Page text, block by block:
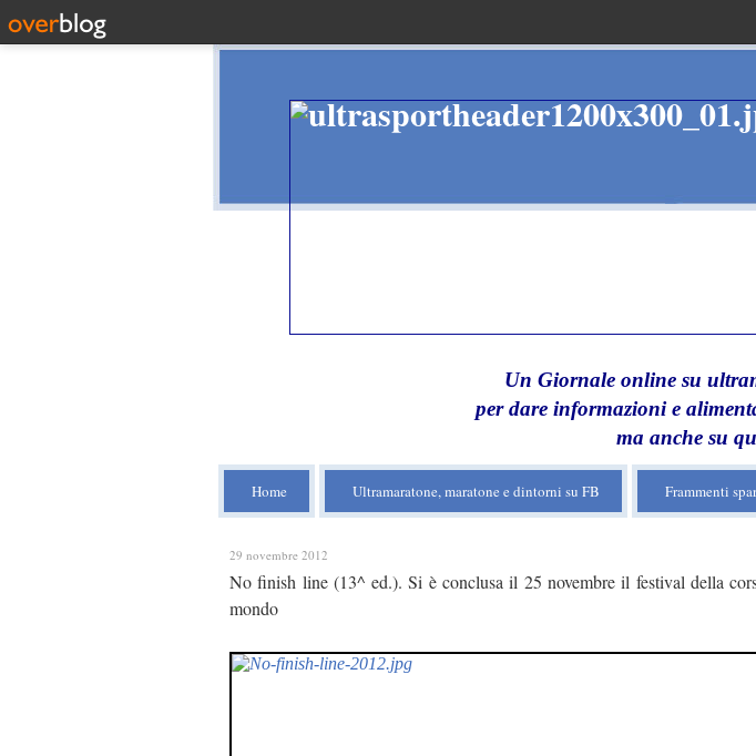
Un Giornale online su
per dare informazioni e
ma anche su
Home Ultramaratone, maratone e dintorni su FB Frammenti
29 novembre 2012
No finish line (13^ ed.). Si è conclusa il 25 novembre il festival della
mondo